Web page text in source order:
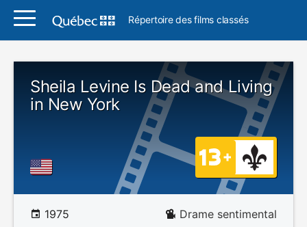
Répertoire des films classés
Sheila Levine Is Dead and Living
in New York
1975 Drame sentimental